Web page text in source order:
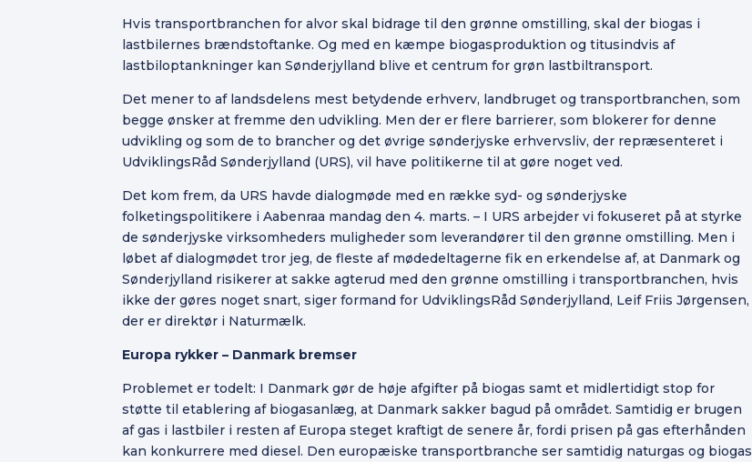
Hvis transportbranchen for alvor skal bidrage til den grønne omstilling, skal der biogas i
lastbilernes brændstoftanke. Og med en kæmpe biogasproduktion og titusindvis af
lastbiloptankninger kan Sønderjylland blive et centrum for grøn lastbiltransport.
Det mener to af landsdelens mest betydende erhverv, landbruget og transportbranchen, som
begge ønsker at fremme den udvikling. Men der er flere barrierer, som blokerer for denne
udvikling og som de to brancher og det øvrige sønderjyske erhvervsliv, der repræsenteret i
UdviklingsRåd Sønderjylland (URS), vil have politikerne til at gøre noget ved.
Det kom frem, da URS havde dialogmøde med en række syd- og sønderjyske
folketingspolitikere i Aabenraa mandag den 4. marts. – I URS arbejder vi fokuseret på at styrke
de sønderjyske virksomheders muligheder som leverandører til den grønne omstilling. Men i
løbet af dialogmødet tror jeg, de fleste af mødedeltagerne fik en erkendelse af, at Danmark og
Sønderjylland risikerer at sakke agterud med den grønne omstilling i transportbranchen, hvis
ikke der gøres noget snart, siger formand for UdviklingsRåd Sønderjylland, Leif Friis Jørgensen,
der er direktør i Naturmælk.
Europa rykker – Danmark bremser
Problemet er todelt: I Danmark gør de høje afgifter på biogas samt et midlertidigt stop for
støtte til etablering af biogasanlæg, at Danmark sakker bagud på området. Samtidig er brugen
af gas i lastbiler i resten af Europa steget kraftigt de senere år, fordi prisen på gas efterhånden
kan konkurrere med diesel. Den europæiske transportbranche ser samtidig naturgas og biogas